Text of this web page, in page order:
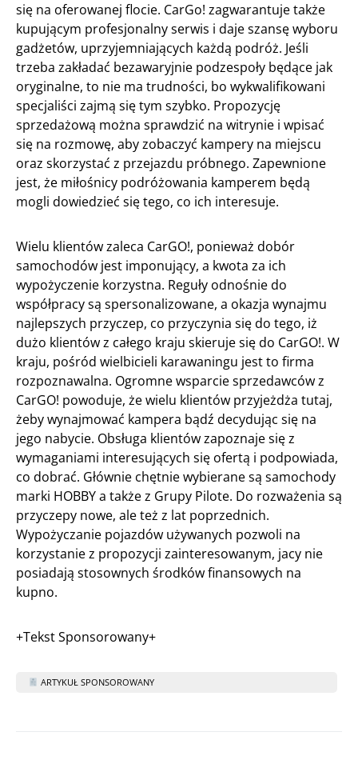
się na oferowanej flocie. CarGo! zagwarantuje także
kupującym profesjonalny serwis i daje szansę wyboru
gadżetów, uprzyjemniających każdą podróż. Jeśli
trzeba zakładać bezawaryjnie podzespoły będące jak
oryginalne, to nie ma trudności, bo wykwalifikowani
specjaliści zajmą się tym szybko. Propozycję
sprzedażową można sprawdzić na witrynie i wpisać
się na rozmowę, aby zobaczyć kampery na miejscu
oraz skorzystać z przejazdu próbnego. Zapewnione
jest, że miłośnicy podróżowania kamperem będą
mogli dowiedzieć się tego, co ich interesuje.
Wielu klientów zaleca CarGO!, ponieważ dobór
samochodów jest imponujący, a kwota za ich
wypożyczenie korzystna. Reguły odnośnie do
współpracy są spersonalizowane, a okazja wynajmu
najlepszych przyczep, co przyczynia się do tego, iż
dużo klientów z całego kraju skieruje się do CarGO!. W
kraju, pośród wielbicieli karawaningu jest to firma
rozpoznawalna. Ogromne wsparcie sprzedawców z
CarGO! powoduje, że wielu klientów przyjeżdża tutaj,
żeby wynajmować kampera bądź decydując się na
jego nabycie. Obsługa klientów zapoznaje się z
wymaganiami interesujących się ofertą i podpowiada,
co dobrać. Głównie chętnie wybierane są samochody
marki HOBBY a także z Grupy Pilote. Do rozważenia są
przyczepy nowe, ale też z lat poprzednich.
Wypożyczanie pojazdów używanych pozwoli na
korzystanie z propozycji zainteresowanym, jacy nie
posiadają stosownych środków finansowych na
kupno.
+Tekst Sponsorowany+
ARTYKUŁ SPONSOROWANY